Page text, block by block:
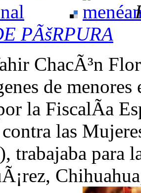
PÃšRPURA
ChacÃ³n
de menores
la FiscalÃ­a
las
trabajaba para